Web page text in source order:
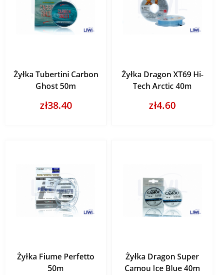
Żyłka Tubertini Carbon
Ghost 50m
zł38.40
Żyłka Dragon XT69 Hi-
Tech Arctic 40m
zł4.60
Żyłka Fiume Perfetto
50m
Żyłka Dragon Super
Camou Ice Blue 40m